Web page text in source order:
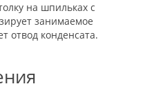
на шпильках с
занимаемое
отвод конденсата.